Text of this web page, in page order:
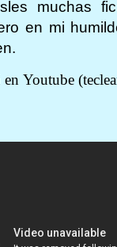
muchas
en mi
Youtube